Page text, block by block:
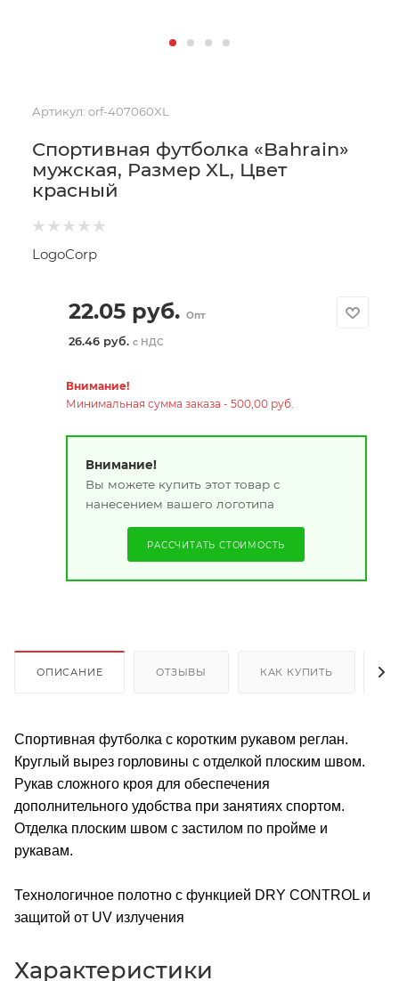
Артикул: orf-407060XL
Спортивная футболка «Bahrain»
мужская, Размер XL, Цвет
красный
LogoCorp
22.05руб. Опт
26.46 руб. с НДС
Внимание!
Минимальная сумма заказа - 500,00 руб.
Внимание!
Вы можете купить этот товар с
нанесением вашего логотипа
РАССЧИТАТЬ СТОИМОСТЬ
ОПИСАНИЕ ОТЗЫВЫ КАК КУПИТЬ
Спортивная футболка с коротким рукавом реглан.
Круглый вырез горловины с отделкой плоским швом.
Рукав сложного кроя для обеспечения
дополнительного удобства при занятиях спортом.
Отделка плоским швом с застилом по пройме и
рукавам.
Технологичное полотно с функцией DRY CONTROL и
защитой от UV излучения
Характеристики